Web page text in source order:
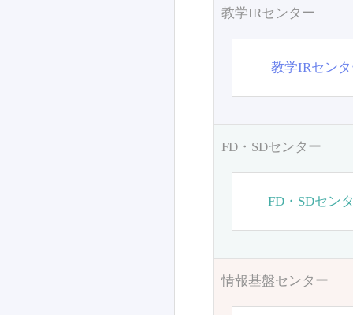
教学IRセンター
教学IRセン
FD・SDセンター
FD・SDセン
情報基盤センター